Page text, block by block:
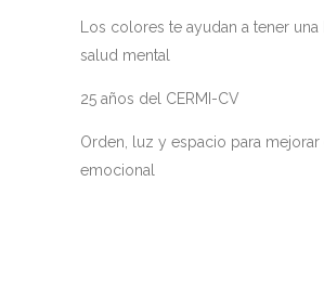
Los colores te ayudan a tener una
salud mental
25 años del CERMI-CV
Orden, luz y espacio para mejorar
emocional